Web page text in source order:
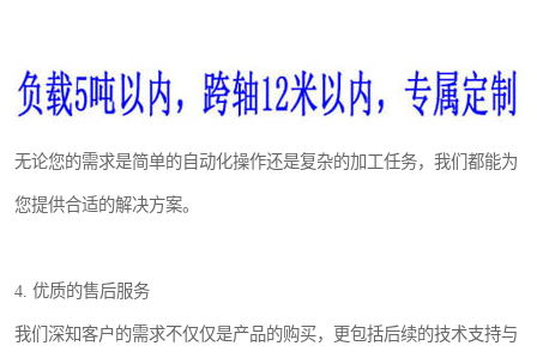
无论您的需求是简单的自动化操作还是复杂的加工任务，我们都能为
您提供合适的解决方案。
4. 优质的售后服务
我们深知客户的需求不仅仅是产品的购买，更包括后续的技术支持与